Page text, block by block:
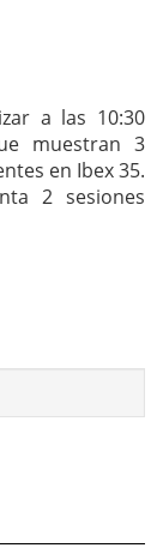
a las 10:30
muestran 3
en Ibex 35.
2 sesiones